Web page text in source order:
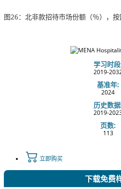
图26：北非款招待市场份额（％），
学习时
2019-
基准年:
2024
历史数
2019-
页数:
113
立即购买
下载免费